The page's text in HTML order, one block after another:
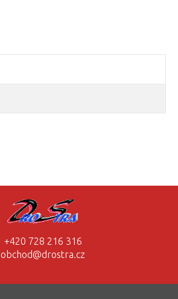
+420 728 216 316
obchod@drostra.cz